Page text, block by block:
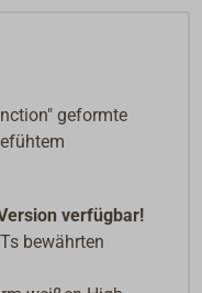
geformte
verfügbar!
bewährten